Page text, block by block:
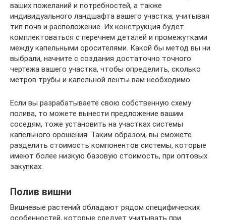
ваших пожеланий и потребностей, а также
индивидуального ландшафта вашего участка, учитывая
тип почв и расположение. Их конструкция будет
комплектоваться с перечнем деталей и промежутками
между капельными оросителями. Какой бы метод вы ни
выбрали, начните с создания достаточно точного
чертежа вашего участка, чтобы определить, сколько
метров трубы и капельной ленты вам необходимо.
Если вы разрабатываете свою собственную схему
полива, то можете вынести предложение вашим
соседям, тоже установить на участках системы
капельного орошения. Таким образом, вы сможете
разделить стоимость компонентов системы, которые
имеют более низкую базовую стоимость, при оптовых
закупках.
Полив вишни
Вишневые растений обладают рядом специфических
особенностей, которые следует учитывать при